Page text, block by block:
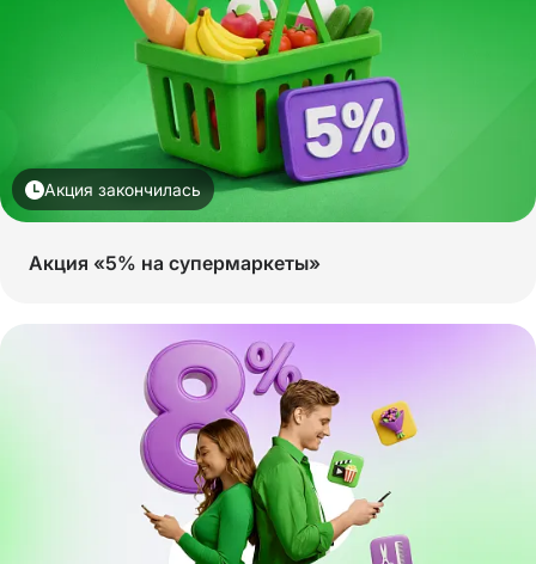
Акция закончилась
Акция «5% на супермаркеты»